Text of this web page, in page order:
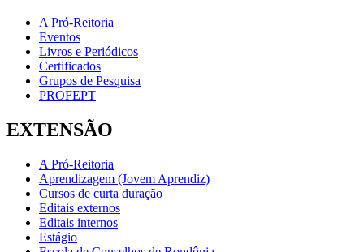
A Pró-Reitoria
Eventos
Livros e Periódicos
Certificados
Grupos de Pesquisa
PROFEPT
EXTENSÃO
A Pró-Reitoria
Aprendizagem (Jovem Aprendiz)
Cursos de curta duração
Editais externos
Editais internos
Estágio